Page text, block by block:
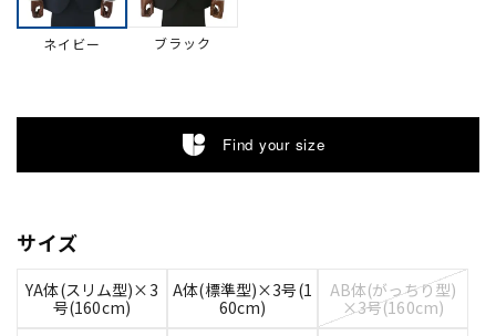
ネイビー ブラック
Find your size
サイズ
YA体(スリム型)×3
号(160cm)
A体(標準型)×3号(1
60cm)
AB体(がっちり型)
×3号(160cm)